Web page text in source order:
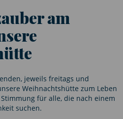
am
jeweils freitags und
Weihnachtshütte zum Leben
für alle, die nach einem
suchen.